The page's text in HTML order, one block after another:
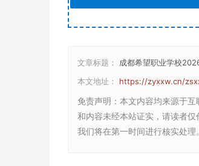
文章标题： 成都希望职业学校
本文地址： https://zyxxw.cn/
免责声明 ：本文内容均来源于
和内容未经本站证实，请读者
我们将在第一时间进行核实处理。